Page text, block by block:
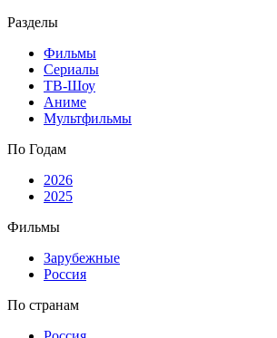
Разделы
Фильмы
Сериалы
ТВ-Шоу
Аниме
Мультфильмы
По Годам
2026
2025
Фильмы
Зарубежные
Россия
По странам